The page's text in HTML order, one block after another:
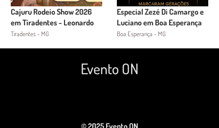
Cajuru Rodeio Show 2026
em Tiradentes - Leonardo
Tiradentes - MG
Especial Zezé Di Camargo e
Luciano em Boa Esperança
Boa Esperança - MG
Evento ON
© 2025 Evento ON